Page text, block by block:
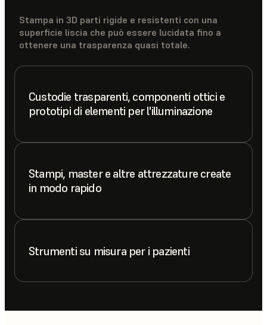
Stampa in 3D parti rigide e resistenti con una
superficie liscia che può essere lucidata fino a
ottenere una trasparenza quasi totale.
Custodie trasparenti, componenti ottici e
prototipi di elementi per l'illuminazione
Stampi, master e altre attrezzature create
in modo rapido
Strumenti su misura per i pazienti